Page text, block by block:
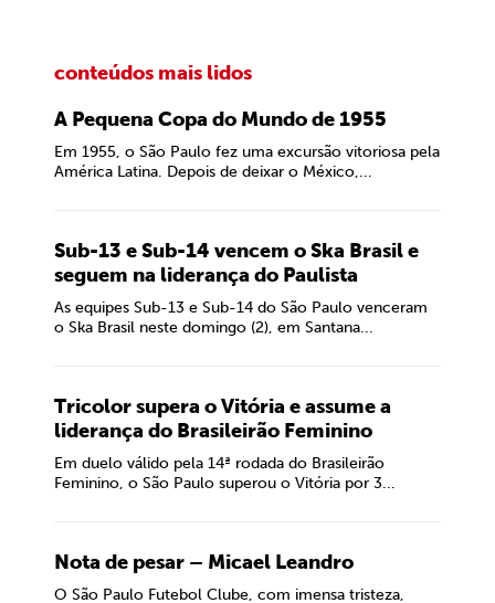
conteúdos mais lidos
A Pequena Copa do Mundo de 1955
Em 1955, o São Paulo fez uma excursão vitoriosa pela
América Latina. Depois de deixar o México,...
Sub-13 e Sub-14 vencem o Ska Brasil e
seguem na liderança do Paulista
As equipes Sub-13 e Sub-14 do São Paulo venceram
o Ska Brasil neste domingo (2), em Santana...
Tricolor supera o Vitória e assume a
liderança do Brasileirão Feminino
Em duelo válido pela 14ª rodada do Brasileirão
Feminino, o São Paulo superou o Vitória por 3...
Nota de pesar – Micael Leandro
O São Paulo Futebol Clube, com imensa tristeza,